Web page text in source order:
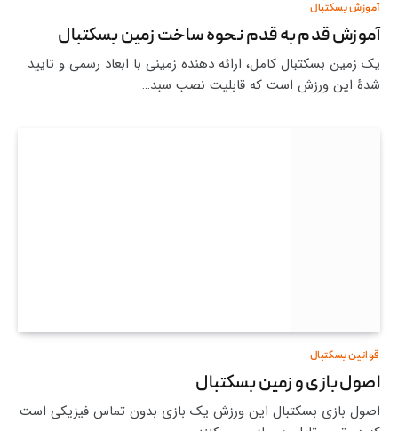
آموزش بسکتبال
آموزش قدم به قدم نحوه ساخت زمین بسکتبال
یک زمین بسکتبال کامل، ارائه دهنده زمینی با ابعاد رسمی و تایید
شدۀ این ورزش است که قابلیت نصب سبد…
قوانین بسکتبال
اصول بازی و زمین بسکتبال
اصول بازی بسکتبال این ورزش یک بازی بدون تماس فیزیکی است